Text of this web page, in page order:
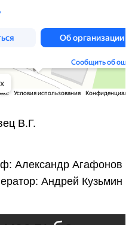
В.Г.
Александр Агафонов
Андрей Кузьмин